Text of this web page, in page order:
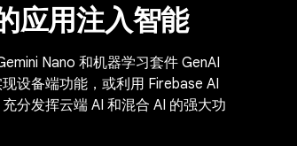
应用注入智能
Nano 和机器学习套件 GenAI
现设备端功能，或利用 Firebase AI
分发挥云端 AI 和混合 AI 的强大功